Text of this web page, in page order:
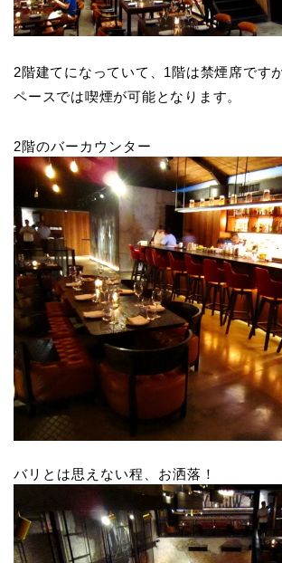
2階建てになっていて、1階は禁煙席です
ペースでは喫煙が可能となります。
2階のバーカウンター
バリとは思えない程、お洒落！